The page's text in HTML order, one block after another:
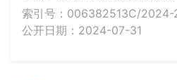
索引号：006382513C/
公开日期：2024-07-31